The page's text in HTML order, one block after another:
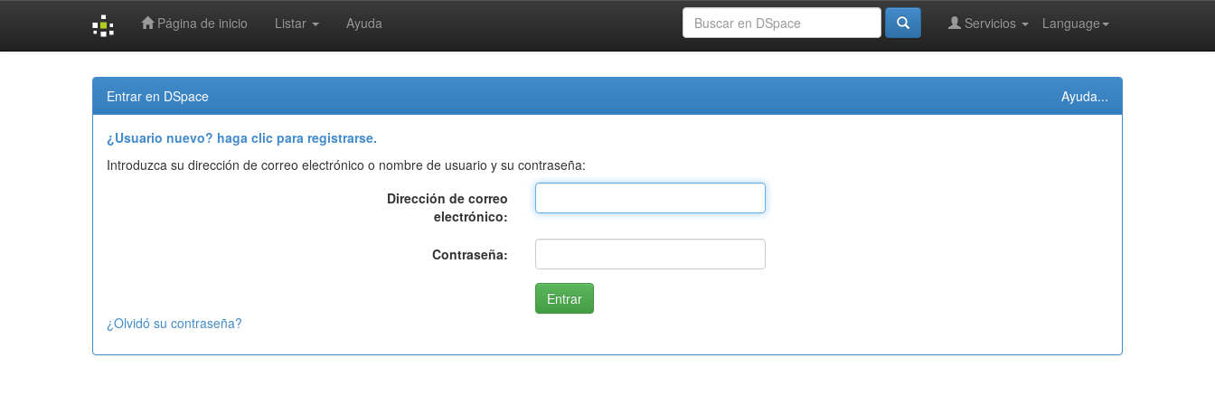
Página de inicio Listar Ayuda Language
Servicios
Entrar en DSpace Ayuda...
¿Usuario nuevo? haga clic para registrarse.
Introduzca su dirección de correo electrónico o nombre de usuario y su contraseña:
Dirección de correo
electrónico:
Contraseña:
¿Olvidó su contraseña?